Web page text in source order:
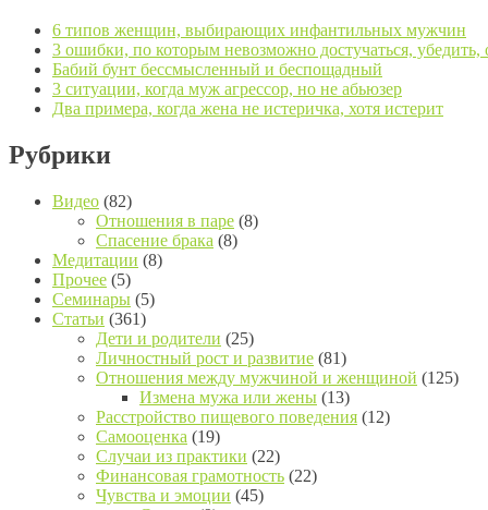
6 типов женщин, выбирающих инфантильных мужчин
3 ошибки, по которым невозможно достучаться,
Бабий бунт бессмысленный и беспощадный
3 ситуации, когда муж агрессор, но не абьюзер
Два примера, когда жена не истеричка, хотя истерит
Рубрики
Видео (82)
Отношения в паре (8)
Спасение брака (8)
Медитации (8)
Прочее (5)
Семинары (5)
Статьи (361)
Дети и родители (25)
Личностный рост и развитие (81)
Отношения между мужчиной и женщиной (125)
Измена мужа или жены (13)
Расстройство пищевого поведения (12)
Самооценка (19)
Случаи из практики (22)
Финансовая грамотность (22)
Чувства и эмоции (45)